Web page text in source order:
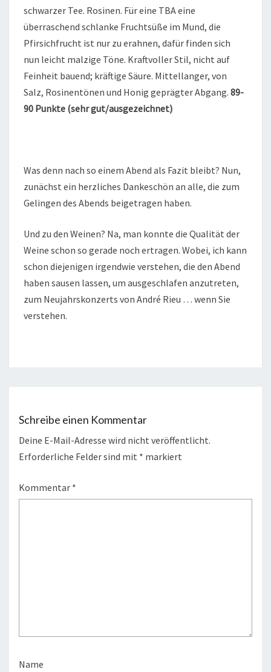
schwarzer Tee. Rosinen. Für eine TBA eine
überraschend schlanke Fruchtsüße im Mund, die
Pfirsichfrucht ist nur zu erahnen, dafür finden sich
nun leicht malzige Töne. Kraftvoller Stil, nicht auf
Feinheit bauend; kräftige Säure. Mittellanger, von
Salz, Rosinentönen und Honig geprägter Abgang. 89-
90 Punkte (sehr gut/ausgezeichnet)
Was denn nach so einem Abend als Fazit bleibt? Nun,
zunächst ein herzliches Dankeschön an alle, die zum
Gelingen des Abends beigetragen haben.
Und zu den Weinen? Na, man konnte die Qualität der
Weine schon so gerade noch ertragen. Wobei, ich kann
schon diejenigen irgendwie verstehen, die den Abend
haben sausen lassen, um ausgeschlafen anzutreten,
zum Neujahrskonzerts von André Rieu … wenn Sie
verstehen.
Schreibe einen Kommentar
Deine E-Mail-Adresse wird nicht veröffentlicht.
Erforderliche Felder sind mit * markiert
Kommentar *
Name